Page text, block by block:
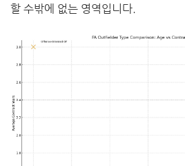
할 수밖에 없는 영역입니다.